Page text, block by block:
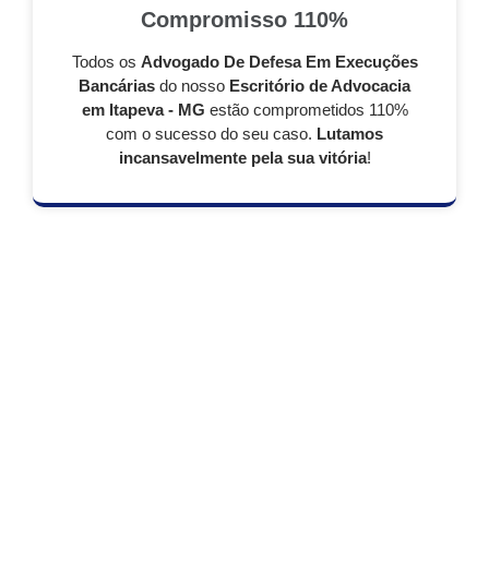
Compromisso 110%
Todos os Advogado De Defesa Em Execuções
Bancárias do nosso Escritório de Advocacia
em Itapeva - MG estão comprometidos 110%
com o sucesso do seu caso. Lutamos
incansavelmente pela sua vitória!